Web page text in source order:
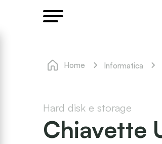
Home Informatica
Hard disk e storage
Chiavette